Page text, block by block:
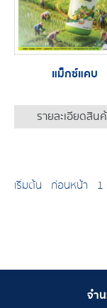
แม็กซ์แคบ
รายละเอียดสิน
เริ่มต้น ก่อนหน้า 1
จำ